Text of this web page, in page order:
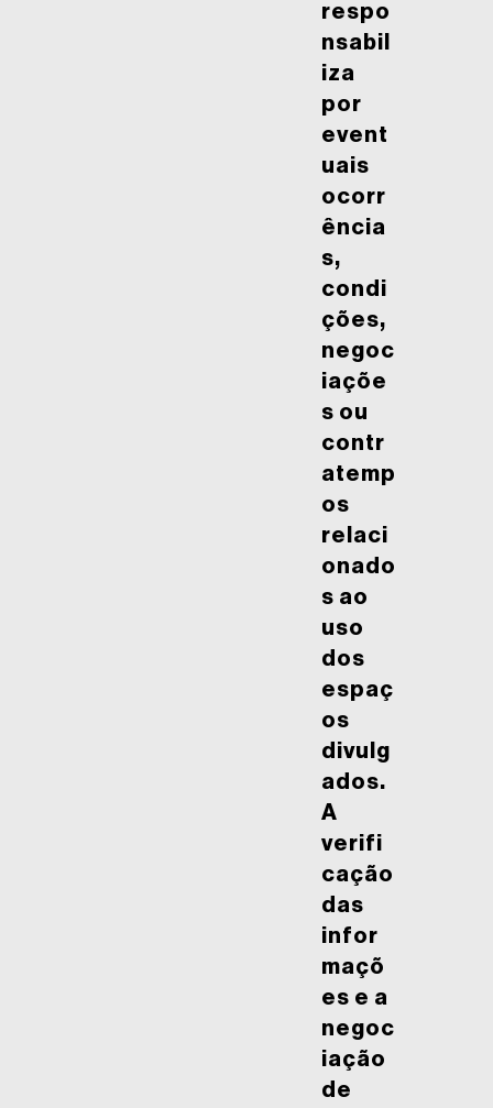
respo
nsabil
iza
por
event
uais
ocorr
ência
s,
condi
ções,
negoc
iaçõe
s ou
contr
atemp
os
relaci
onado
s ao
uso
dos
espaç
os
divulg
ados.
A
verifi
cação
das
infor
maçõ
es e a
negoc
iação
de